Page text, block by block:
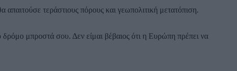
τεράστιους πόρους και γεωπολιτική μετατόπιση.
μπροστά σου. Δεν είμαι βέβαιος ότι η Ευρώπη πρέπει να